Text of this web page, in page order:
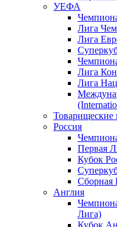
УЕФА
Лига
Лига
Лига
Лига
Товарищеские
Россия
Первая
Кубок
Сборная
Англия
Лига)
Кубок